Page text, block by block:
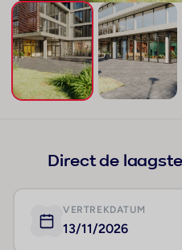
Direct de
VERTREKDATUM
13/11/2026